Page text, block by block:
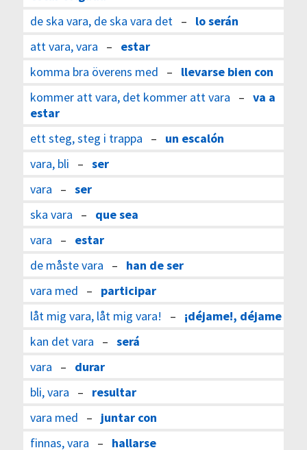
de ska vara, de ska vara det – lo serán
att vara, vara – estar
komma bra överens med – llevarse bien con
kommer att vara, det kommer att vara – va a
estar
ett steg, steg i trappa – un escalón
vara, bli – ser
vara – ser
ska vara – que sea
vara – estar
de måste vara – han de ser
vara med – participar
låt mig vara, låt mig vara! – ¡déjame!, déjame
kan det vara – será
vara – durar
bli, vara – resultar
vara med – juntar con
finnas, vara – hallarse